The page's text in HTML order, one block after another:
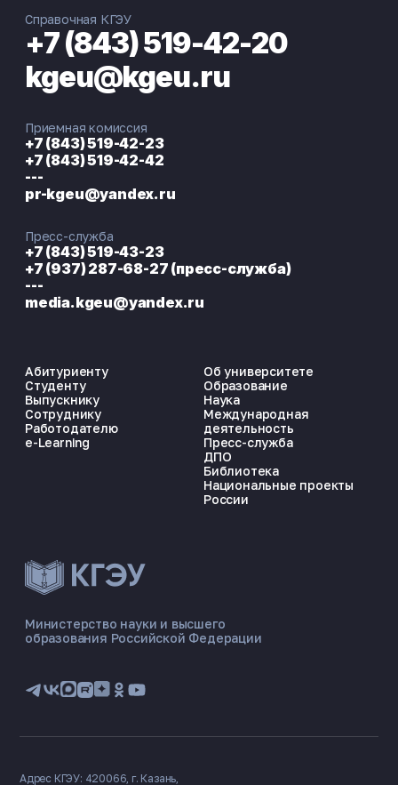
ЭНЕРГОКОД — ПОМОЩНИК КГЭУ
📋 Приёмная комиссия
🏠 Общежитие
Министерство науки и высшего
образования Российской Федерации
Абитуриенту
Студенту
Выпускнику
Сотруднику
Работодателю
e-Learning
Об университете
Образование
Наука
Международная
деятельность
Пресс-служба
ДПО
Библиотека
Национальные проекты
России
Справочная КГЭУ
+7 (843) 519-42-20
kgeu@kgeu.ru
Приемная комиссия
+7 (843) 519-42-23
+7 (843) 519-42-42
---
pr-kgeu@yandex.ru
Пресс-служба
+7 (843) 519-43-23
+7 (937) 287-68-27 (пресс-служба)
---
media.kgeu@yandex.ru
Адрес КГЭУ: 420066, г. Казань,